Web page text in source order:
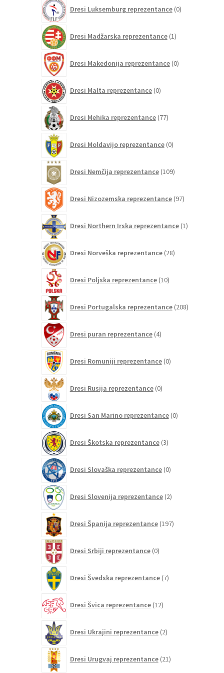
Dresi Luksemburg reprezentance 0izdelkov
Dresi Madžarska reprezentance 1izdelek
Dresi Makedonija reprezentance 0izdelkov
Dresi Malta reprezentance 0izdelkov
Dresi Mehika reprezentance 77izdelkov
Dresi Moldavijo reprezentance 0izdelkov
Dresi Nemčija reprezentance 109izdelkov
Dresi Nizozemska reprezentance 97izdelkov
Dresi Northern Irska reprezentance 1izdelek
Dresi Norveška reprezentance 28izdelkov
Dresi Poljska reprezentance 10izdelkov
Dresi Portugalska reprezentance 208izdelkov
Dresi puran reprezentance 4izdelki
Dresi Romuniji reprezentance 0izdelkov
Dresi Rusija reprezentance 0izdelkov
Dresi San Marino reprezentance 0izdelkov
Dresi Škotska reprezentance 3izdelki
Dresi Slovaška reprezentance 0izdelkov
Dresi Slovenija reprezentance 2izdelka
Dresi Španija reprezentance 197izdelkov
Dresi Srbiji reprezentance 0izdelkov
Dresi Švedska reprezentance 7izdelkov
Dresi Švica reprezentance 12izdelkov
Dresi Ukrajini reprezentance 2izdelka
Dresi Urugvaj reprezentance 21izdelkov